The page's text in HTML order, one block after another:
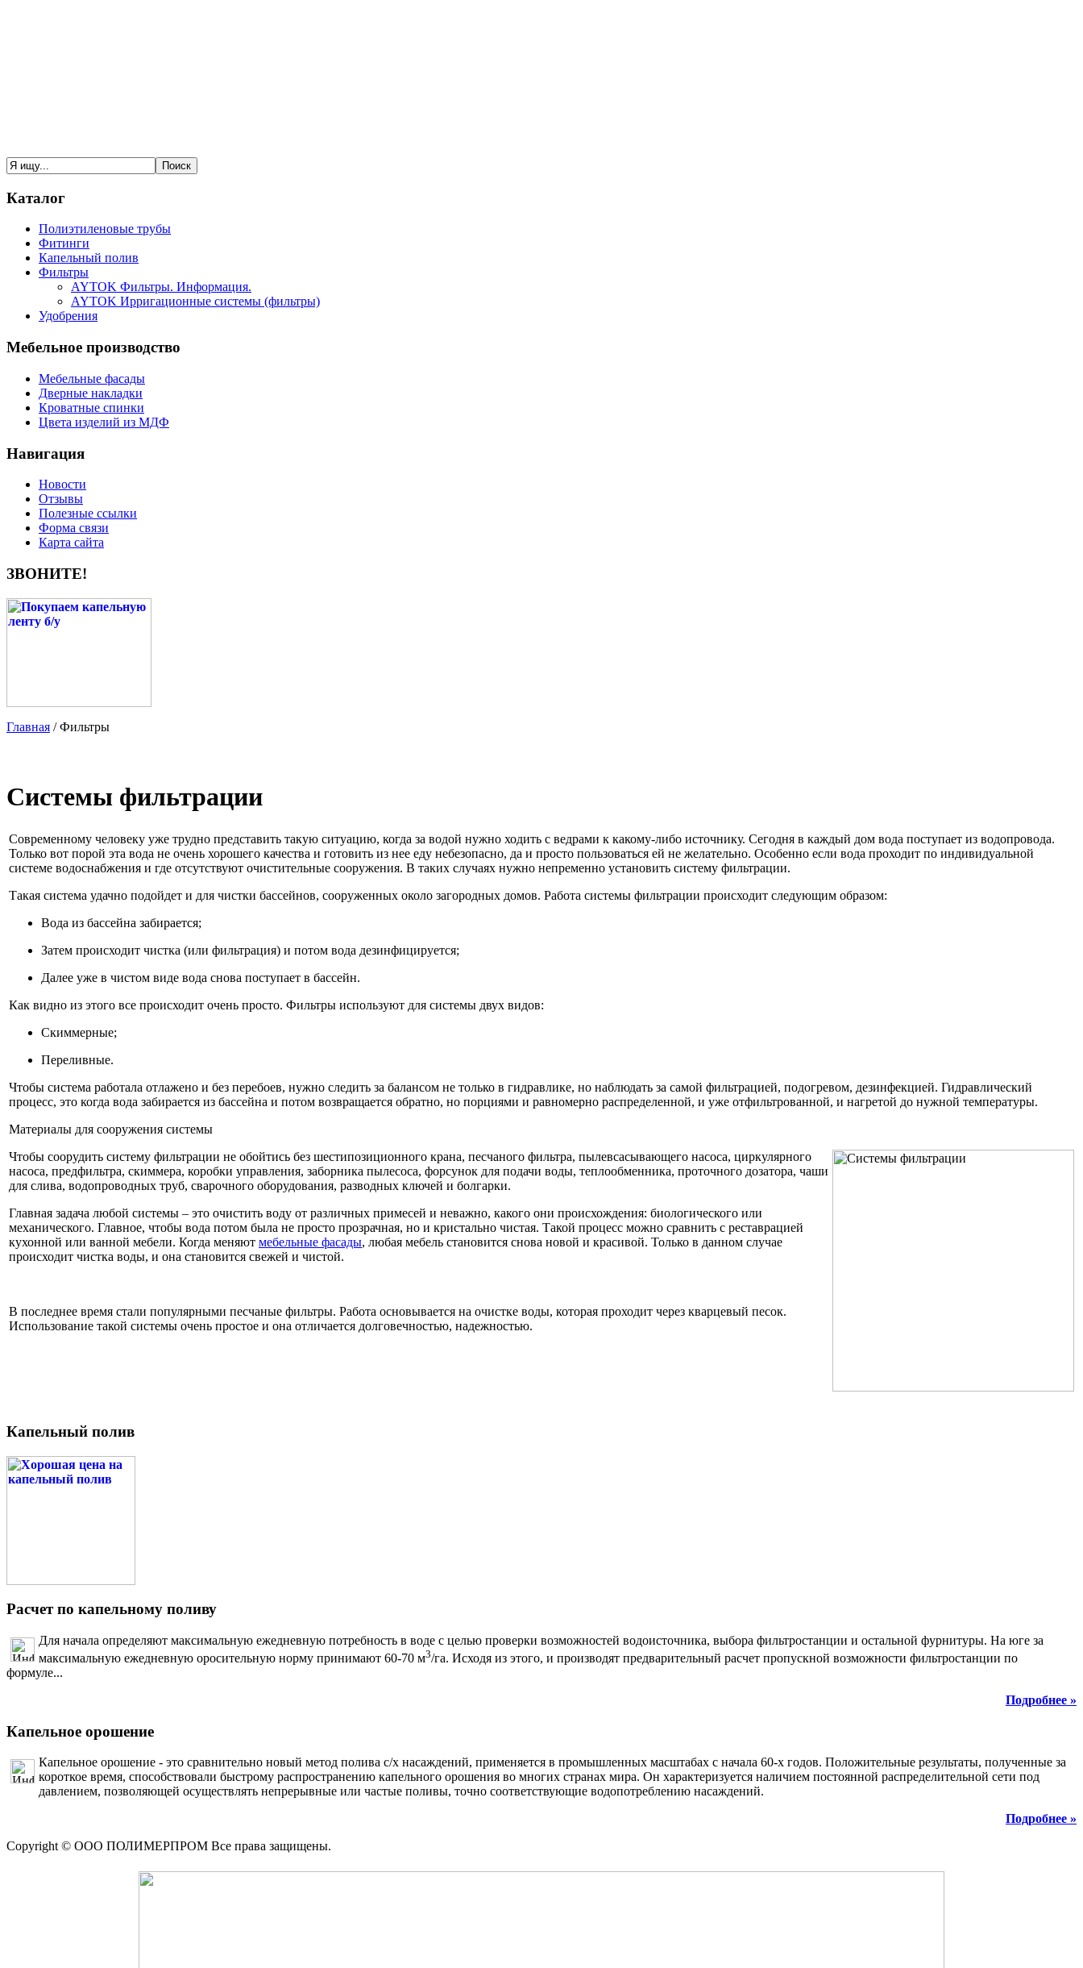
1
Каталог
Полиэтиленовые трубы
Фитинги
Капельный полив
Фильтры
AYTOK Фильтры. Информация.
AYTOK Ирригационные системы (фильтры)
Удобрения
Мебельное производство
Мебельные фасады
Дверные накладки
Кроватные спинки
Цвета изделий из МДФ
Навигация
Новости
Отзывы
Полезные ссылки
Форма связи
Карта сайта
ЗВОНИТЕ!
Главная / Фильтры
Системы фильтрации
Современному человеку уже трудно представить такую ситуацию, когда за водой нужно ходить с ведрами к какому-либо источнику. Сегодня в каждый дом вода поступает из водопровода.
Только вот порой эта вода не очень хорошего качества и готовить из нее еду небезопасно, да и просто пользоваться ей не желательно. Особенно если вода проходит по индивидуальной
системе водоснабжения и где отсутствуют очистительные сооружения. В таких случаях нужно непременно установить систему фильтрации.
Такая система удачно подойдет и для чистки бассейнов, сооруженных около загородных домов. Работа системы фильтрации происходит следующим образом:
Вода из бассейна забирается;
Затем происходит чистка (или фильтрация) и потом вода дезинфицируется;
Далее уже в чистом виде вода снова поступает в бассейн.
Как видно из этого все происходит очень просто. Фильтры используют для системы двух видов:
Скиммерные;
Переливные.
Чтобы система работала отлажено и без перебоев, нужно следить за балансом не только в гидравлике, но наблюдать за самой фильтрацией, подогревом, дезинфекцией. Гидравлический
процесс, это когда вода забирается из бассейна и потом возвращается обратно, но порциями и равномерно распределенной, и уже отфильтрованной, и нагретой до нужной температуры.
Материалы для сооружения системы
Чтобы соорудить систему фильтрации не обойтись без шестипозиционного крана, песчаного фильтра, пылевсасывающего насоса, циркулярного
насоса, предфильтра, скиммера, коробки управления, заборника пылесоса, форсунок для подачи воды, теплообменника, проточного дозатора, чаши
для слива, водопроводных труб, сварочного оборудования, разводных ключей и болгарки.
Главная задача любой системы – это очистить воду от различных примесей и неважно, какого они происхождения: биологического или
механического. Главное, чтобы вода потом была не просто прозрачная, но и кристально чистая. Такой процесс можно сравнить с реставрацией
кухонной или ванной мебели. Когда меняют мебельные фасады, любая мебель становится снова новой и красивой. Только в данном случае
происходит чистка воды, и она становится свежей и чистой.
В последнее время стали популярными песчаные фильтры. Работа основывается на очистке воды, которая проходит через кварцевый песок.
Использование такой системы очень простое и она отличается долговечностью, надежностью.
Капельный полив
Расчет по капельному поливу
Для начала определяют максимальную ежедневную потребность в воде с целью проверки возможностей водоисточника, выбора фильтростанции и остальной фурнитуры. На юге за
максимальную ежедневную оросительную норму принимают 60-70 м3/га. Исходя из этого, и производят предварительный расчет пропускной возможности фильтростанции по
формуле...
Подробнее »
Капельное орошение
Капельное орошение - это сравнительно новый метод полива с/х насаждений, применяется в промышленных масштабах с начала 60-х годов. Положительные результаты, полученные за
короткое время, способствовали быстрому распространению капельного орошения во многих странах мира. Он характеризуется наличием постоянной распределительной сети под
давлением, позволяющей осуществлять непрерывные или частые поливы, точно соответствующие водопотреблению насаждений.
Подробнее »
Copyright © ООО ПОЛИМЕРПРОМ Все права защищены.